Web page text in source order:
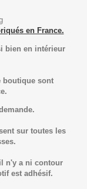
en France.
bien en intérieur
boutique sont
sur toutes les
n'y a ni contour
est adhésif.